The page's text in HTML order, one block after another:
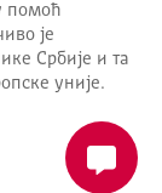
помоћ
је
Србије и та
уније.